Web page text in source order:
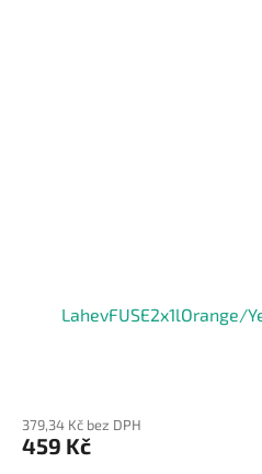
LahevFUSE2x1lOrange/
379,34 Kč bez DPH
459 Kč